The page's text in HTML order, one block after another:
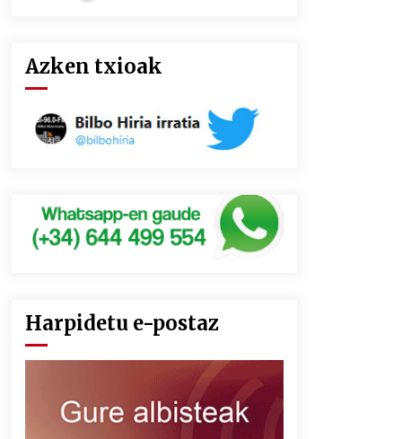
Azken txioak
Harpidetu e-postaz